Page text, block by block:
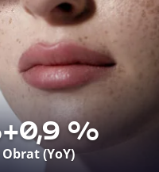
Obrat (YoY)
+0,9 %